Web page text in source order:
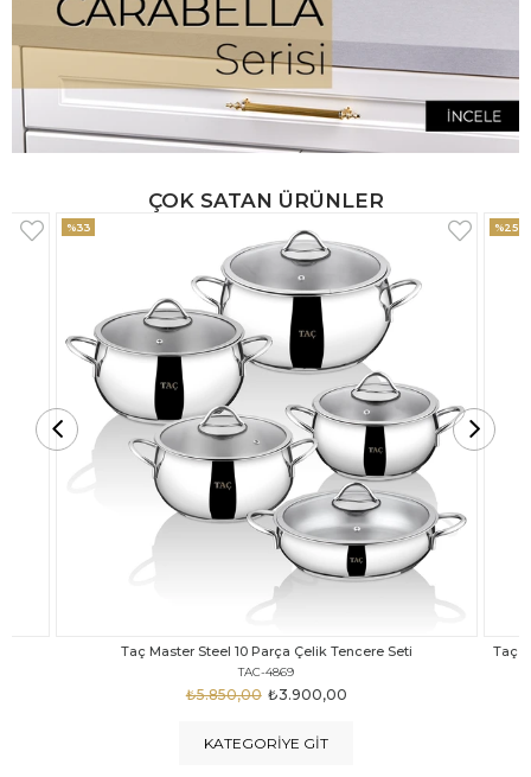
ÇOK SATAN ÜRÜNLER
Taç Carabella Döküm Cam Kapak 7 Parça Tencere Seti Siyah
TAC-3817
₺3.250,00
₺4.350,00
%25 %33
KATEGORIYE GIT